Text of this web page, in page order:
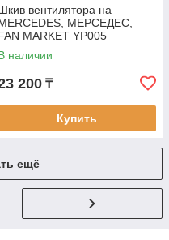
вентилятора на
МЕРСЕДЕС,
MARKET YP005
наличии
200 ₸
Купить
ещё